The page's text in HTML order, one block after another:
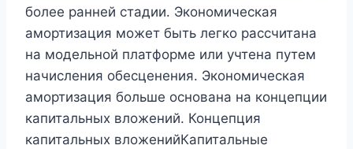
более ранней стадии. Экономическая
амортизация может быть легко рассчитана
на модельной платформе или учтена путем
начисления обесценения. Экономическая
амортизация больше основана на концепции
капитальных вложений. Концепция
капитальных вложенийКапитальные